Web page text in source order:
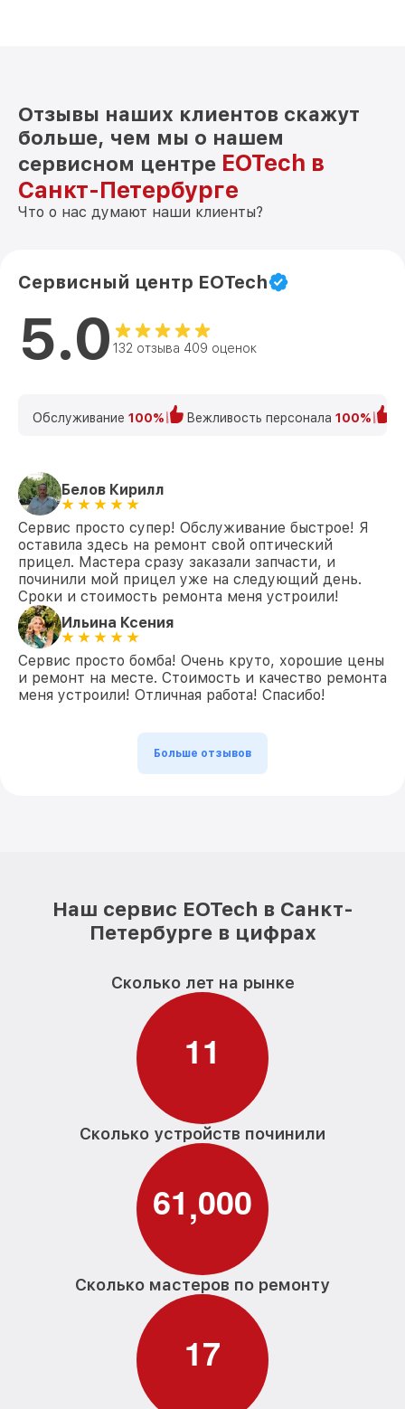
Отзывы наших клиентов скажут
больше, чем мы о нашем
сервисном центре EOTech в
Санкт-Петербурге
Что о нас думают наши клиенты?
Сервисный центр EOTech
5.0 132 отзыва 409 оценок
Обслуживание 100% Вежливость персонала 100%
Белов Кирилл
Сервис просто супер! Обслуживание быстрое! Я
оставила здесь на ремонт свой оптический
прицел. Мастера сразу заказали запчасти, и
починили мой прицел уже на следующий день.
Сроки и стоимость ремонта меня устроили!
Ильина Ксения
Сервис просто бомба! Очень круто, хорошие цены
и ремонт на месте. Стоимость и качество ремонта
меня устроили! Отличная работа! Спасибо!
Больше отзывов
Наш сервис EOTech в Санкт-
Петербурге в цифрах
Сколько лет на рынке
11
Сколько устройств починили
61,000
Сколько мастеров по ремонту
17